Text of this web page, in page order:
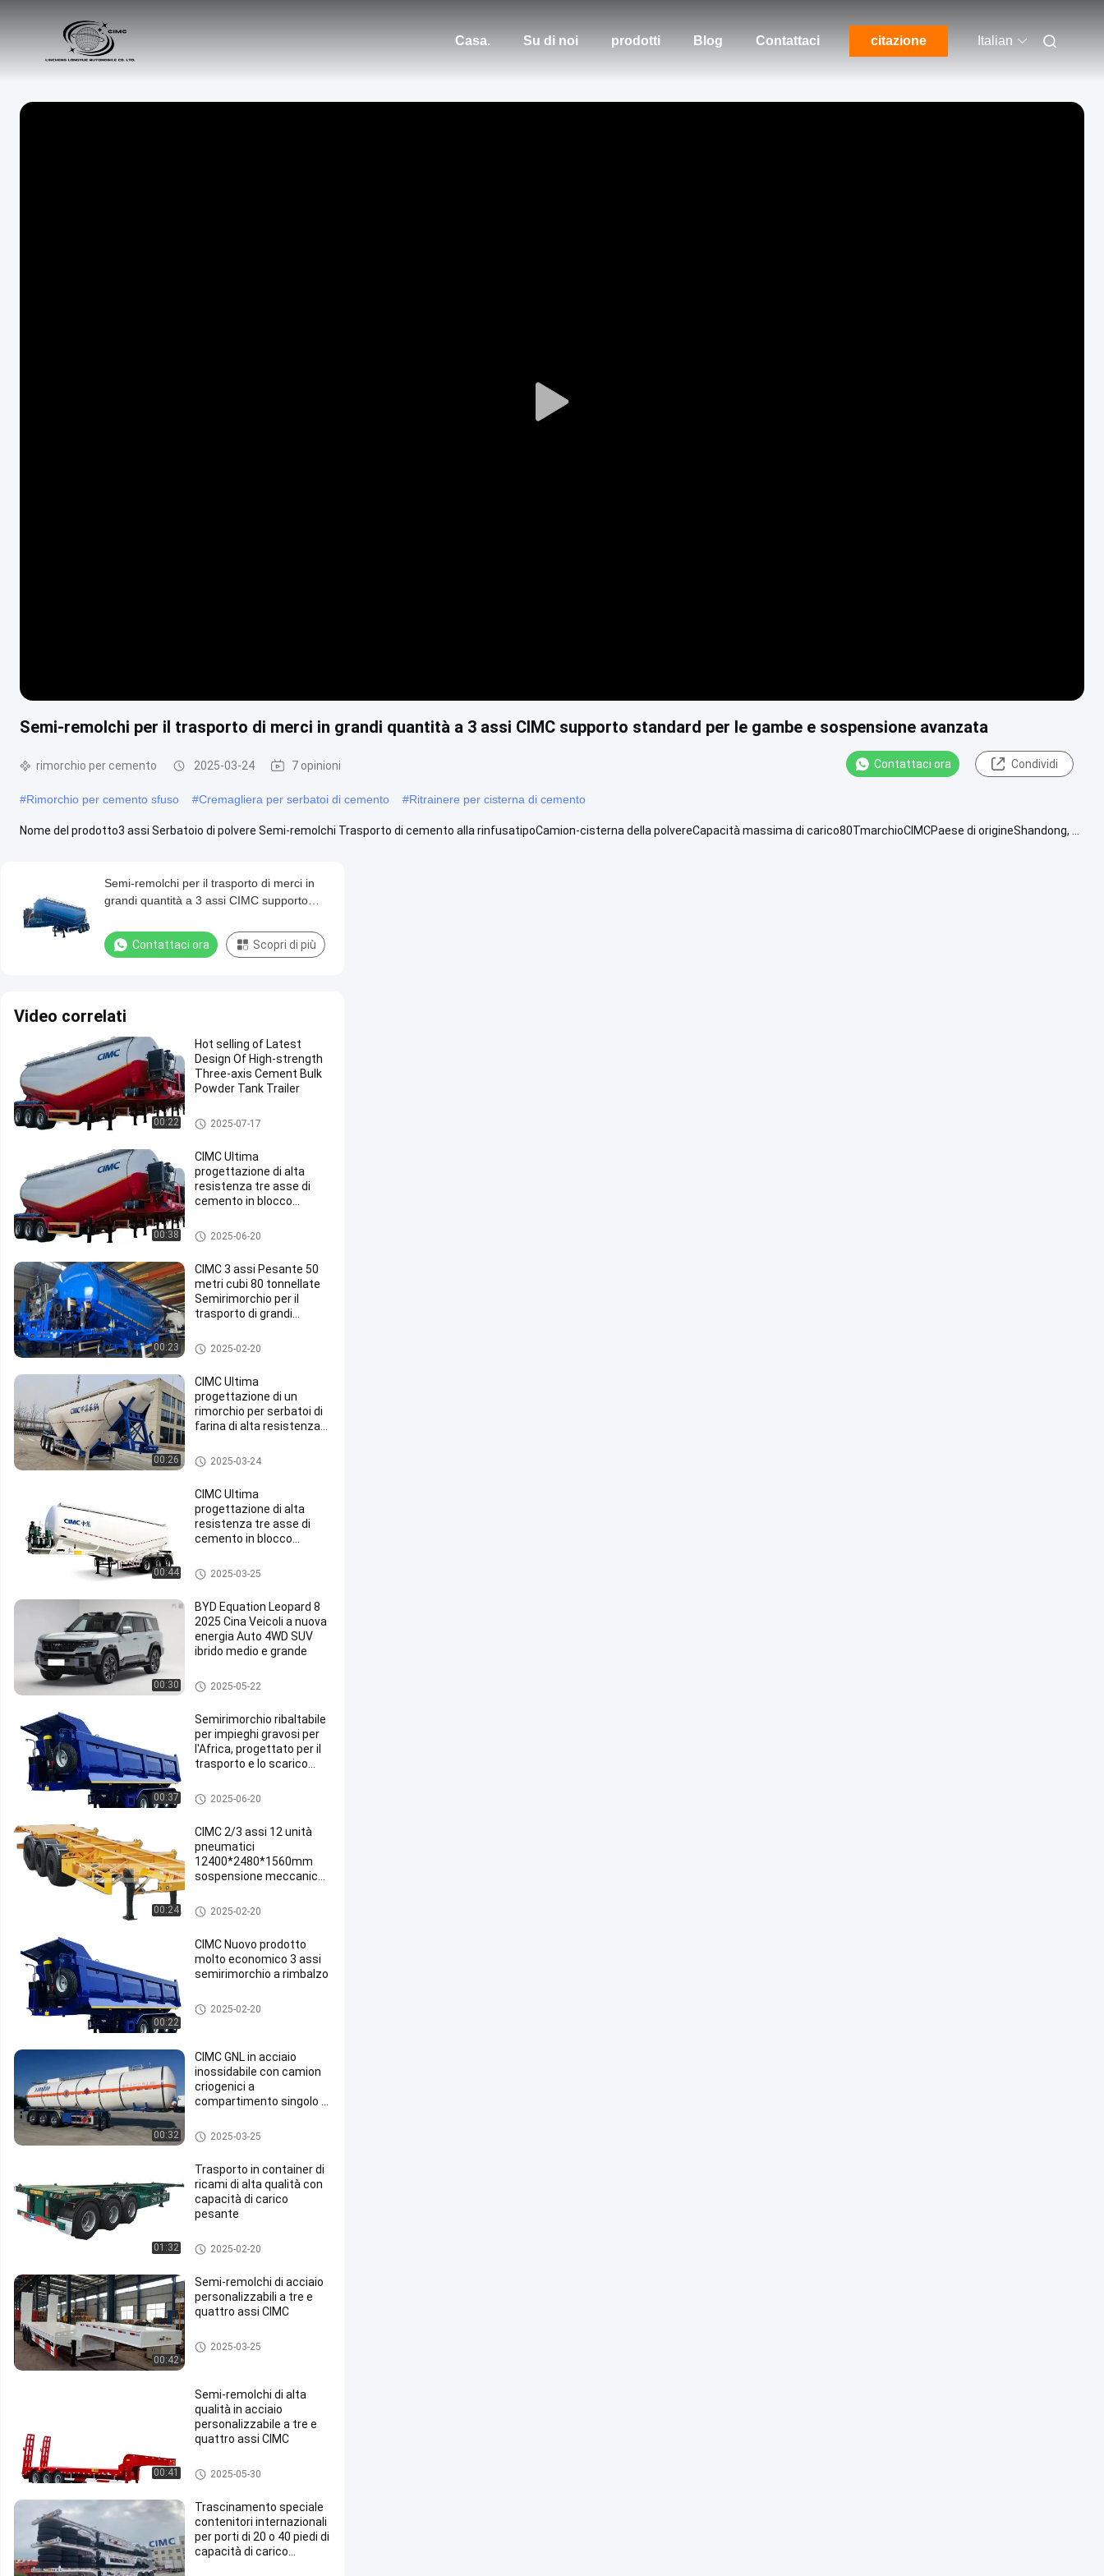
Casa. Su di noi prodotti Blog Contattaci citazione Italian
Play
Semi-remolchi per il trasporto di merci in grandi quantità a 3 assi CIMC supporto standard per le gambe e sospensione avanzata
rimorchio per cemento 2025-03-24 7 opinioni Contattaci ora Condividi
#Rimorchio per cemento sfuso #Cremagliera per serbatoi di cemento #Ritrainere per cisterna di cemento
Nome del prodotto3 assi Serbatoio di polvere Semi-remolchi Trasporto di cemento alla rinfusatipoCamion-cisterna della polvereCapacità massima di carico80TmarchioCIMCPaese di origineShandong, ...
Messaggi del visitatore
Nessun commento pubblico
Semi-remolchi per il trasporto di merci in
grandi quantità a 3 assi CIMC supporto
avanzata
Contattaci ora Scopri di più
Video correlati
00:22
Hot selling of Latest
Design Of High-strength
Three-axis Cement Bulk
Powder Tank Trailer
rimorchio per cemento
2025-07-17
00:38
CIMC Ultima
progettazione di alta
resistenza tre asse di
cemento in blocco
rimorchio
rimorchio per cemento
2025-06-20
00:23
CIMC 3 assi Pesante 50
metri cubi 80 tonnellate
Semirimorchio per il
trasporto di grandi
rimorchio per cemento
2025-02-20
00:26
CIMC Ultima
progettazione di un
rimorchio per serbatoi di
farina di alta resistenza
rimorchio per cemento
2025-03-24
00:44
CIMC Ultima
progettazione di alta
resistenza tre asse di
cemento in blocco
rimorchio
rimorchio per cemento
2025-03-25
00:30
BYD Equation Leopard 8
2025 Cina Veicoli a nuova
energia Auto 4WD SUV
ibrido medio e grande
rimorchio per cemento
2025-05-22
00:37
Semirimorchio ribaltabile
per impieghi gravosi per
l'Africa, progettato per il
trasporto e lo scarico
sfusi e rifiuti
autocarro con cassone ribalta
bile
2025-06-20
00:24
CIMC 2/3 assi 12 unità
pneumatici
12400*2480*1560mm
sospensione meccanica
semirimorchio
rimorchio di scheletro dei sem
2025-02-20
00:22
CIMC Nuovo prodotto
molto economico 3 assi
semirimorchio a rimbalzo
autocarro con cassone ribalta
bile
2025-02-20
00:32
CIMC GNL in acciaio
inossidabile con camion
criogenici a
compartimento singolo o
Camion di serbatoio di combu
stibile
2025-03-25
01:32
Trasporto in container di
ricami di alta qualità con
capacità di carico
pesante
rimorchio di scheletro dei sem
2025-02-20
00:42
Semi-remolchi di acciaio
personalizzabili a tre e
quattro assi CIMC
rimorchio basso dei semi del l
etto
2025-03-25
00:41
Semi-remolchi di alta
qualità in acciaio
personalizzabile a tre e
quattro assi CIMC
rimorchio basso dei semi del l
etto
2025-05-30
Trascinamento speciale
contenitori internazionali
per porti di 20 o 40 piedi di
capacità di carico